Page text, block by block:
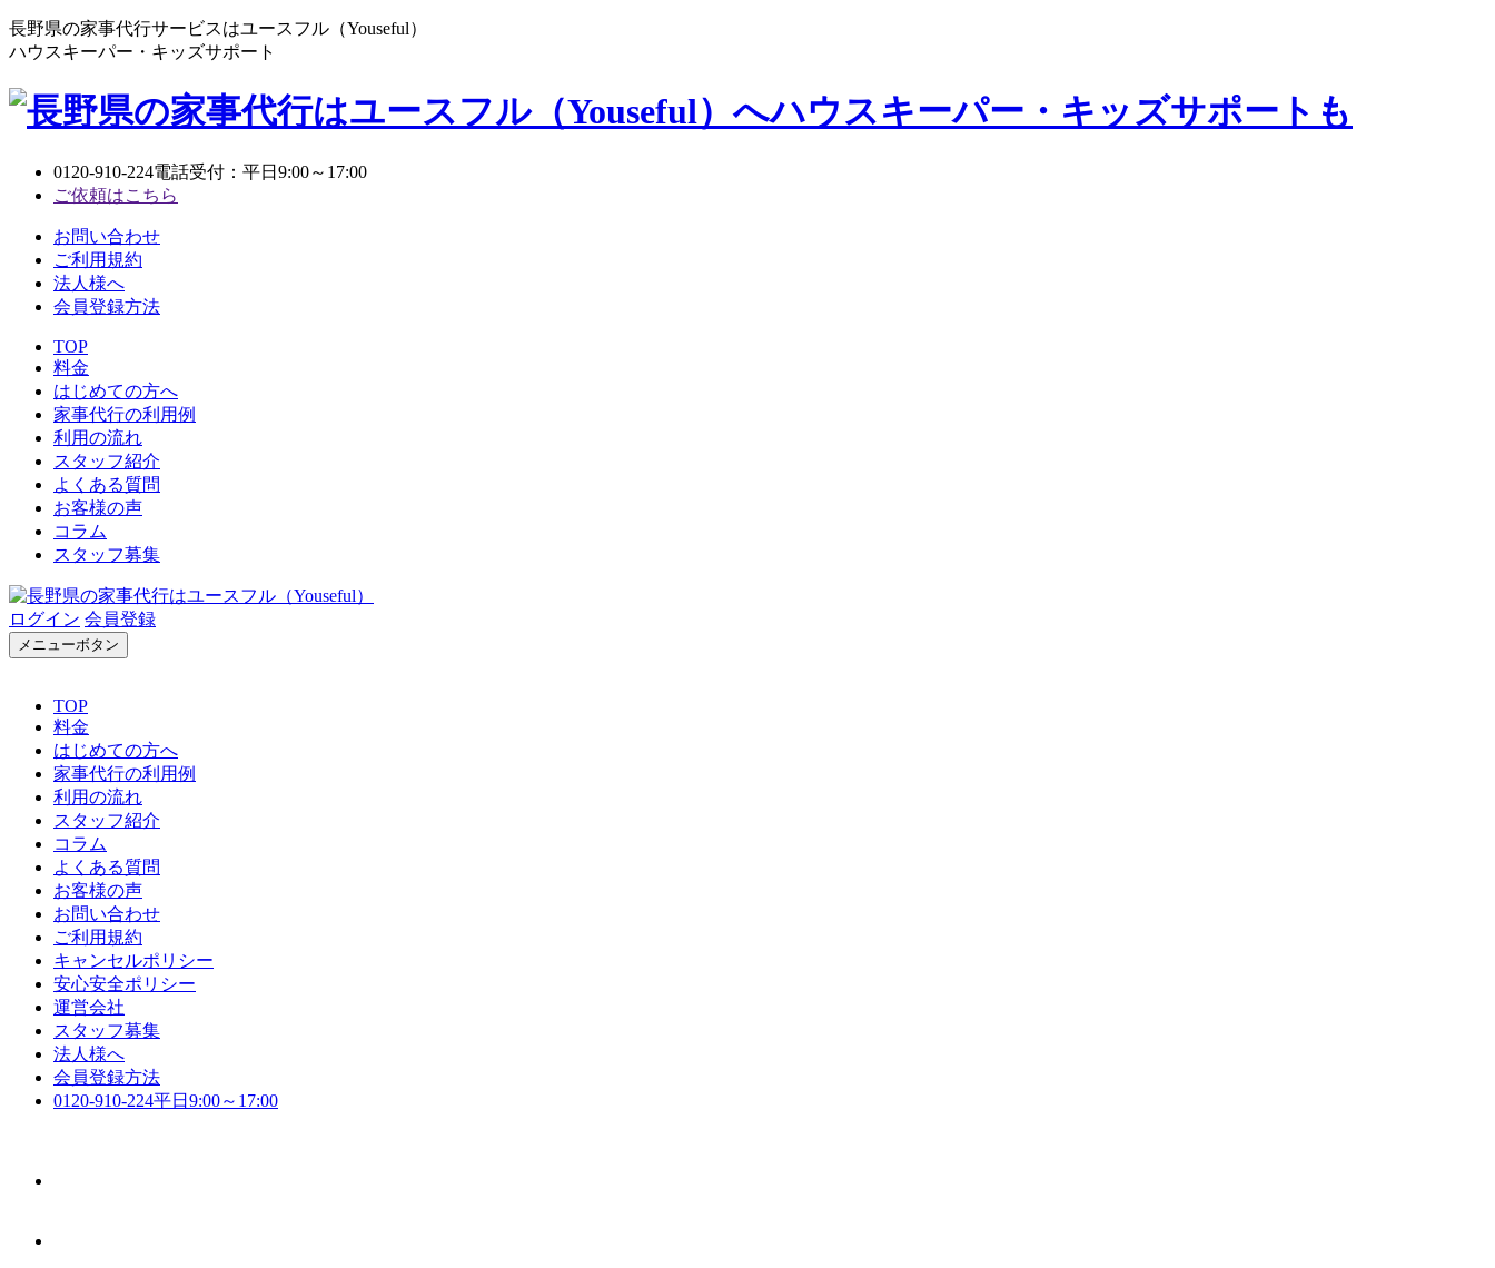
長野県の家事代行サービスはユースフル（Youseful）
ハウスキーパー・キッズサポート
0120-910-224電話受付：平日9:00～17:00
ご依頼はこちら
お問い合わせ
ご利用規約
法人様へ
会員登録方法
TOP
料金
はじめての方へ
家事代行の利用例
利用の流れ
スタッフ紹介
よくある質問
お客様の声
コラム
スタッフ募集
ログイン 会員登録
メニューボタン
TOP
料金
はじめての方へ
家事代行の利用例
利用の流れ
スタッフ紹介
コラム
よくある質問
お客様の声
お問い合わせ
ご利用規約
キャンセルポリシー
安心安全ポリシー
運営会社
スタッフ募集
法人様へ
会員登録方法
0120-910-224平日9:00～17:00